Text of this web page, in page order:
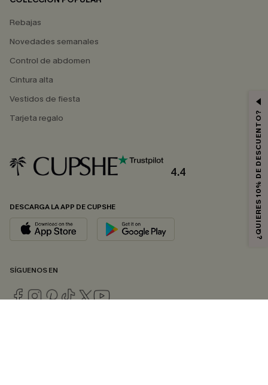
Rebajas
Novedades semanales
Control de abdomen
Cintura alta
Vestidos de fiesta
Tarjeta regalo
4.4
DESCARGA LA APP DE CUPSHE
SÍGUENOS EN
¿QUIERES 10% DE DESCUENTO?